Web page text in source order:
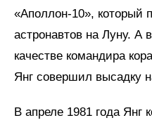
«Аполлон-10», который
астронавтов на Луну. А
качестве командира
Янг совершил высадку
В апреле 1981 года Янг